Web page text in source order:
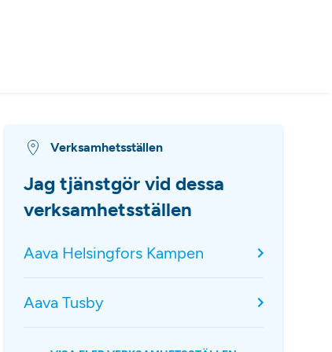
Verksamhetsställen
Jag tjänstgör vid dessa
verksamhetsställen
Aava Helsingfors Kampen
Aava Tusby